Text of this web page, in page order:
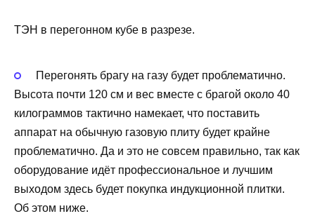
ТЭН в перегонном кубе в разрезе.
Перегонять брагу на газу будет проблематично.
Высота почти 120 см и вес вместе с брагой около 40
килограммов тактично намекает, что поставить
аппарат на обычную газовую плиту будет крайне
проблематично. Да и это не совсем правильно, так как
оборудование идёт профессиональное и лучшим
выходом здесь будет покупка индукционной плитки.
Об этом ниже.